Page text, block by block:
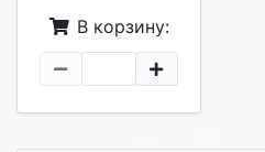
В корзину: